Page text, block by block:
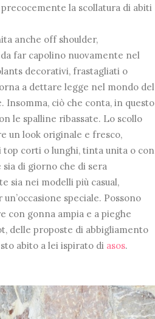
la scollatura di abiti
anche off shoulder,
far capolino nuovamente nel
decorativi, frastagliati o
a dettare legge nel mondo del
ciò che conta, in questo
le spalline ribassate. Lo scollo
un look originale e fresco,
corti o lunghi, tinta unita o con
di giorno che di sera
sia nei modelli più casual,
speciale. Possono
con gonna ampia e a pieghe
delle proposte di abbigliamento
abito a lei ispirato di asos.